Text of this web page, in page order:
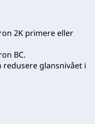
2K primere eller
BC.
redusere glansnivået i